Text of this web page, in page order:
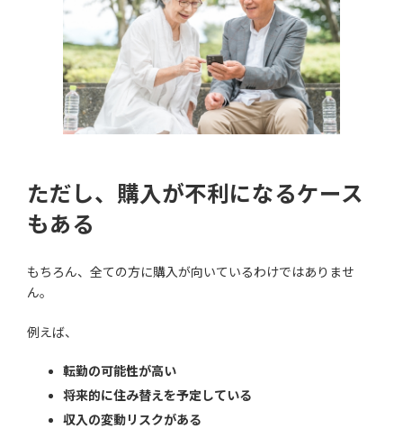
ただし、購入が不利になるケース
もある
もちろん、全ての方に購入が向いているわけではありませ
ん。
例えば、
転勤の可能性が高い
将来的に住み替えを予定している
収入の変動リスクがある